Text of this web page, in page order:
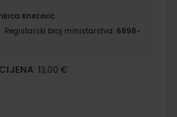
Knezović
Registarski broj ministarstva: 6898-
CIJENA: 13,00 €